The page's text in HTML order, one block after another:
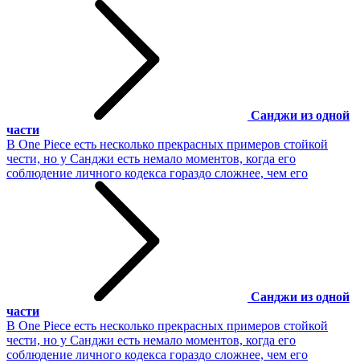
Санджи из одной
части
В One Piece есть несколько прекрасных примеров стойкой
чести, но у Санджи есть немало моментов, когда его
соблюдение личного кодекса гораздо сложнее, чем его
Санджи из одной
части
В One Piece есть несколько прекрасных примеров стойкой
чести, но у Санджи есть немало моментов, когда его
соблюдение личного кодекса гораздо сложнее, чем его